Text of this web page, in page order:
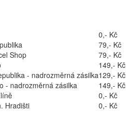
0,- Kč
79,- Kč
Shop
79,- Kč
149,- Kč
- nadrozměrná zásilka129,- Kč
- nadrozměrná zásilka
149,- Kč
0,- Kč
Hradišti
0,- Kč